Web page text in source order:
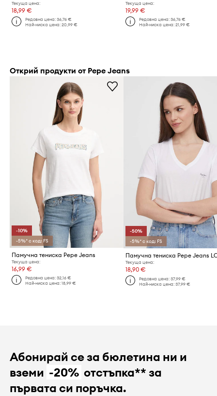
Текуща цена:
18,99 €
Редовна цена:36,76 €
Най-ниска цена:20,99 €
Текуща цена:
19,99 €
Редовна цена: 36,76 €
Най-ниска цена: 21,99 €
Открий продукти от Pepe Jeans
-10%
-5%* с код: FS
Памучна тениска Pepe Jeans
Текуща цена:
16,99 €
Редовна цена:32,16 €
Най-ниска цена:18,99 €
-50%
-5%* с код: FS
Текуща цена:
18,90 €
Редовна цена: 37,99 €
Най-ниска цена: 37,99 €
Абонирай се за бюлетина ни и
вземи -20% отстъпка** за
първата си поръчка.